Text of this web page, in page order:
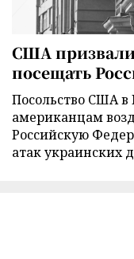
США
посещать
Посольство США
американцам
Российскую
атак украинских